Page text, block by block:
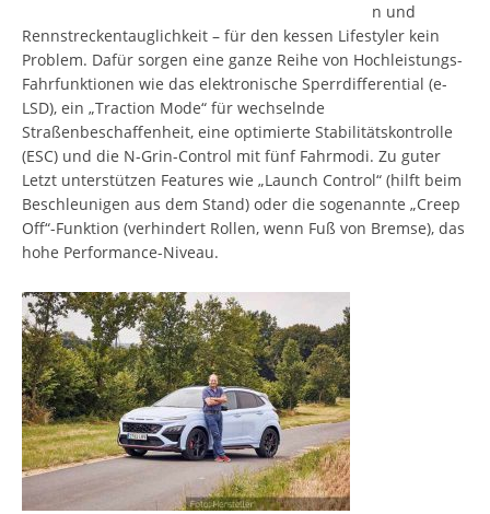
n und
Rennstreckentauglichkeit – für den kessen Lifestyler kein
Problem. Dafür sorgen eine ganze Reihe von Hochleistungs-
Fahrfunktionen wie das elektronische Sperrdifferential (e-
LSD), ein „Traction Mode“ für wechselnde
Straßenbeschaffenheit, eine optimierte Stabilitätskontrolle
(ESC) und die N-Grin-Control mit fünf Fahrmodi. Zu guter
Letzt unterstützen Features wie „Launch Control“ (hilft beim
Beschleunigen aus dem Stand) oder die sogenannte „Creep
Off“-Funktion (verhindert Rollen, wenn Fuß von Bremse), das
hohe Performance-Niveau.